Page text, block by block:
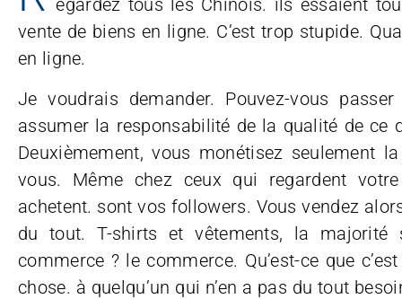
vente de biens en ligne. C’est trop stupide.
en ligne.
Je voudrais demander. Pouvez-vous
assumer la responsabilité de la qualité de ce
Deuxièmement, vous monétisez seulement
vous. Même chez ceux qui regardent
achetent. sont vos followers. Vous vendez
du tout. T-shirts et vêtements, la majorité
commerce ? le commerce. Qu’est-ce que
chose. à quelqu’un qui n’en a pas du tout